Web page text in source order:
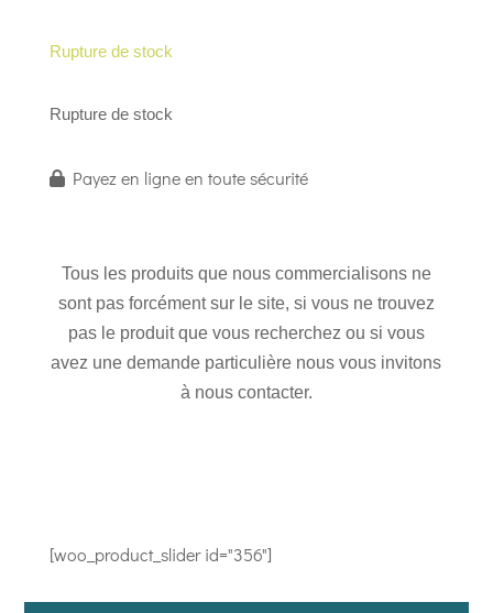
Rupture de stock
Rupture de stock
Payez en ligne en toute sécurité
Tous les produits que nous commercialisons ne
sont pas forcément sur le site, si vous ne trouvez
pas le produit que vous recherchez ou si vous
avez une demande particulière nous vous invitons
à nous contacter.
[woo_product_slider id="356"]